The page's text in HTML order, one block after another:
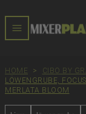
HOME > CIBO BY
LÖWENGRUBE,
MERLATA BLOOM